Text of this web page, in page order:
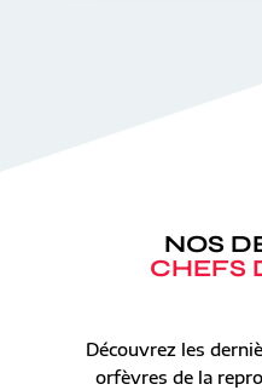
NOS
CHEFS
Découvrez les
orfèvres de la